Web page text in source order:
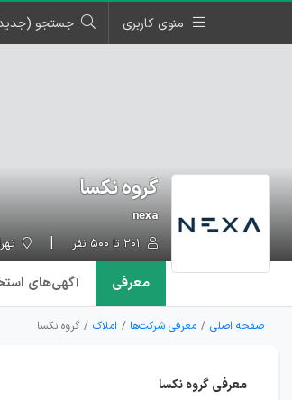
منوی کاربری جستجو
گروه نکسا
nexa
معرفی آگهی‌های
صفحه اصلی معرفی شرکت‌ها املاک گروه نکسا
معرفی گروه نکسا